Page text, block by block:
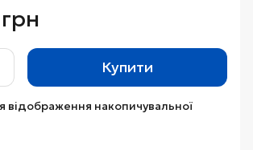
Купити
відображення накопичувальної